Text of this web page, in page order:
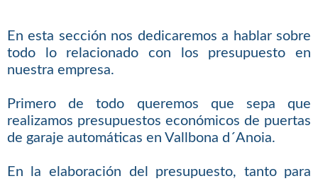
En esta sección nos dedicaremos a hablar sobre
todo lo relacionado con los presupuesto en
nuestra empresa.
Primero de todo queremos que sepa que
realizamos presupuestos económicos de puertas
de garaje automáticas en Vallbona d´Anoia.
En la elaboración del presupuesto, tanto para